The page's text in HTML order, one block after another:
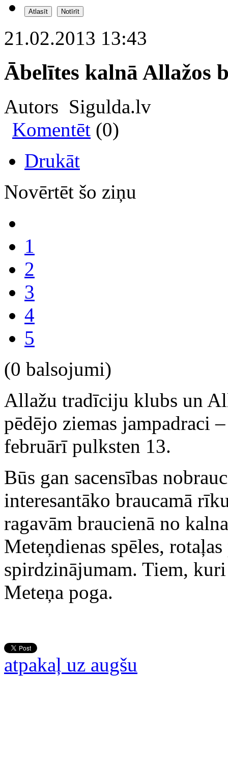
21.02.2013 13:43
Ābelītes kalnā Allažos
Autors Sigulda.lv
Komentēt (0)
Drukāt
Novērtēt šo ziņu
1
2
3
4
5
(0 balsojumi)
Allažu tradīciju klubs un
pēdējo ziemas jampadraci
februārī pulksten 13.
Būs gan sacensības
interesantāko braucamā
ragavām braucienā no
Meteņdienas spēles,
spirdzinājumam. Tiem,
Meteņa poga.
atpakaļ uz augšu